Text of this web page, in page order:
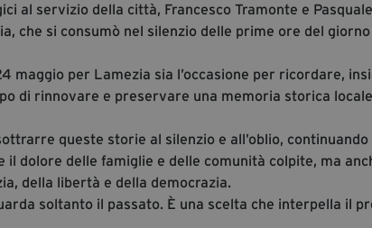
al servizio della città, Francesco Tramonte e
che si consumò nel silenzio delle prime ore del
maggio per Lamezia sia l’occasione per ricordare,
di rinnovare e preservare una memoria storica
queste storie al silenzio e all’oblio,
il dolore delle famiglie e delle comunità colpite, ma
della libertà e della democrazia.
soltanto il passato. È una scelta che interpella il